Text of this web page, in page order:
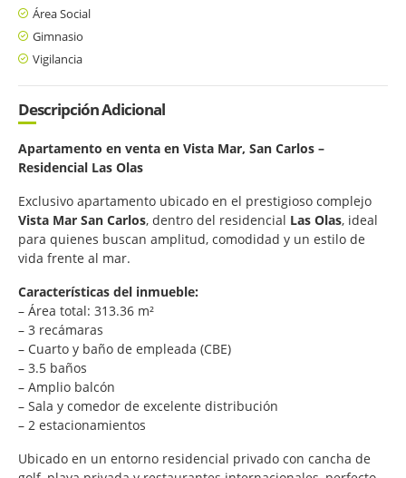
Área Social
Gimnasio
Vigilancia
Descripción Adicional
Apartamento en venta en Vista Mar, San Carlos –
Residencial Las Olas
Exclusivo apartamento ubicado en el prestigioso complejo
Vista Mar San Carlos, dentro del residencial Las Olas, ideal
para quienes buscan amplitud, comodidad y un estilo de
vida frente al mar.
Características del inmueble:
– Área total: 313.36 m²
– 3 recámaras
– Cuarto y baño de empleada (CBE)
– 3.5 baños
– Amplio balcón
– Sala y comedor de excelente distribución
– 2 estacionamientos
Ubicado en un entorno residencial privado con cancha de